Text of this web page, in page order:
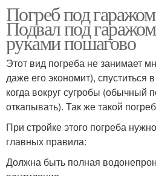
Погреб под
Подвал под
руками пошагово
Этот вид погреба не занимает
даже его экономит), спуститься
когда вокруг сугробы
откапывать). Так же такой
При стройке этого погреба
главных правила:
Должна быть полная